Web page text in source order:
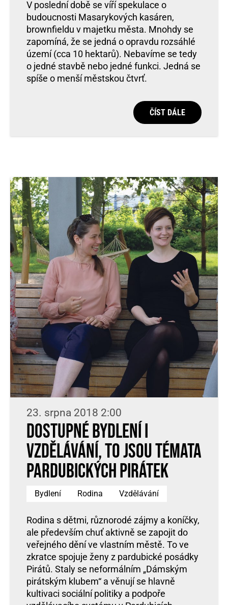
V poslední době se víří spekulace o
budoucnosti Masarykových kasáren,
brownfieldu v majetku města. Mnohdy se
zapomíná, že se jedná o opravdu rozsáhlé
území (cca 10 hektarů). Nebavíme se tedy
o jedné stavbě nebo jedné funkci. Jedná se
spíše o menší městskou čtvrť.
ČÍST DÁLE
23. srpna 2018 2:00
Dostupné bydlení i
vzdělávání, to jsou témata
pardubických pirátek
Bydlení Rodina Vzdělávání
Rodina s dětmi, různorodé zájmy a koníčky,
ale především chuť aktivně se zapojit do
veřejného dění ve vlastním městě. To ve
zkratce spojuje ženy z pardubické posádky
Pirátů. Staly se neformálním „Dámským
pirátským klubem“ a věnují se hlavně
kultivaci sociální politiky a podpoře